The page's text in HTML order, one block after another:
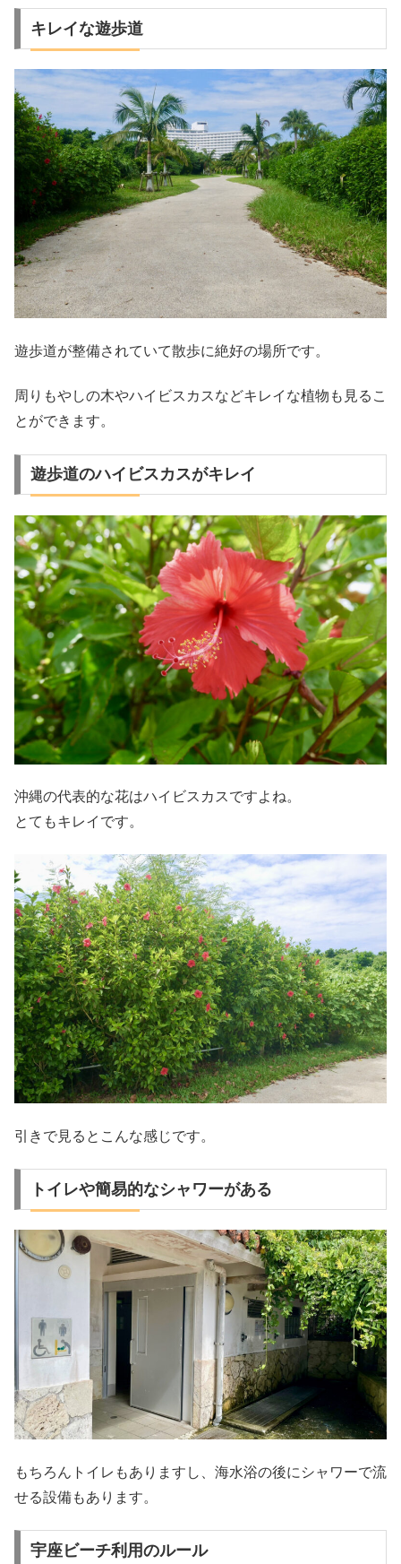
キレイな遊歩道
遊歩道が整備されていて散歩に絶好の場所です。
周りもやしの木やハイビスカスなどキレイな植物も見るこ
とができます。
遊歩道のハイビスカスがキレイ
沖縄の代表的な花はハイビスカスですよね。
とてもキレイです。
引きで見るとこんな感じです。
トイレや簡易的なシャワーがある
もちろんトイレもありますし、海水浴の後にシャワーで流
せる設備もあります。
宇座ビーチ利用のルール